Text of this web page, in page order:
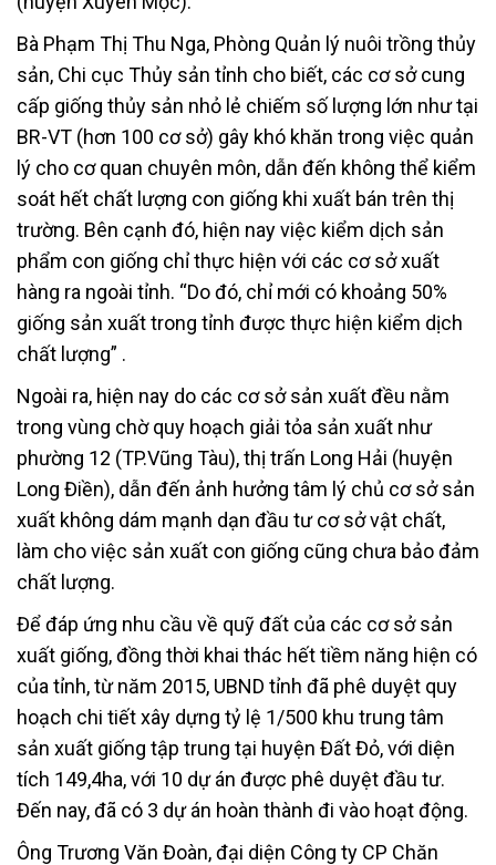
Bà Phạm Thị Thu Nga, Phòng Quản lý nuôi trồng thủy
sản, Chi cục Thủy sản tỉnh cho biết, các cơ sở cung
cấp giống thủy sản nhỏ lẻ chiếm số lượng lớn như tại
BR-VT (hơn 100 cơ sở) gây khó khăn trong việc quản
lý cho cơ quan chuyên môn, dẫn đến không thể kiểm
soát hết chất lượng con giống khi xuất bán trên thị
trường. Bên cạnh đó, hiện nay việc kiểm dịch sản
phẩm con giống chỉ thực hiện với các cơ sở xuất
hàng ra ngoài tỉnh. “Do đó, chỉ mới có khoảng 50%
giống sản xuất trong tỉnh được thực hiện kiểm dịch
chất lượng” .
Ngoài ra, hiện nay do các cơ sở sản xuất đều nằm
trong vùng chờ quy hoạch giải tỏa sản xuất như
phường 12 (TP.Vũng Tàu), thị trấn Long Hải (huyện
Long Điền), dẫn đến ảnh hưởng tâm lý chủ cơ sở sản
xuất không dám mạnh dạn đầu tư cơ sở vật chất,
làm cho việc sản xuất con giống cũng chưa bảo đảm
chất lượng.
Để đáp ứng nhu cầu về quỹ đất của các cơ sở sản
xuất giống, đồng thời khai thác hết tiềm năng hiện có
của tỉnh, từ năm 2015, UBND tỉnh đã phê duyệt quy
hoạch chi tiết xây dựng tỷ lệ 1/500 khu trung tâm
sản xuất giống tập trung tại huyện Đất Đỏ, với diện
tích 149,4ha, với 10 dự án được phê duyệt đầu tư.
Đến nay, đã có 3 dự án hoàn thành đi vào hoạt động.
Ông Trương Văn Đoàn, đại diện Công ty CP Chăn